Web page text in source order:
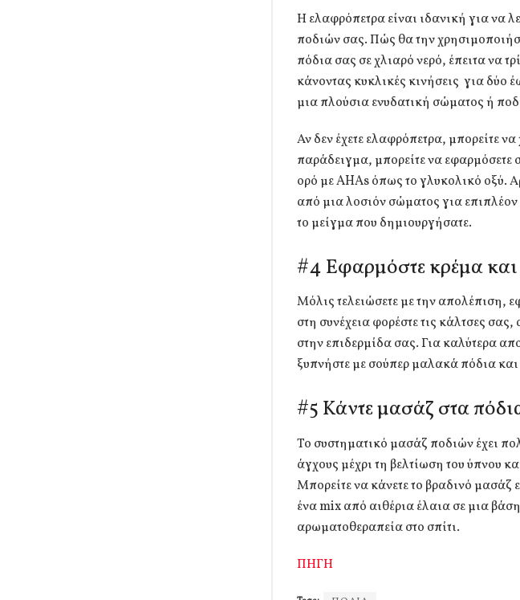
Η ελαφρόπετρα είναι ιδανική για να
ποδιών σας. Πώς θα την
πόδια σας σε χλιαρό νερό, έπειτα να
κάνοντας κυκλικές κινήσεις για δύο
μια πλούσια ενυδατική σώματος ή
Αν δεν έχετε ελαφρόπετρα, μπορείτε
παράδειγμα, μπορείτε να εφαρμόσετε
ορό με AHAs όπως το γλυκολικό οξύ.
από μια λοσιόν σώματος για
το μείγμα που δημιουργήσατε.
#4 Εφαρμόστε κρέμα και
Μόλις τελειώσετε με την απολέπιση,
στη συνέχεια φορέστε τις κάλτσες
στην επιδερμίδα σας. Για καλύτερα
ξυπνήστε με σούπερ μαλακά πόδια και
#5 Κάντε μασάζ στα
Το συστηματικό μασάζ ποδιών έχει
άγχους μέχρι τη βελτίωση του ύπνου
Μπορείτε να κάνετε το βραδινό
ένα mix από αιθέρια έλαια σε μια
αρωματοθεραπεία στο σπίτι.
ΠΗΓΗ